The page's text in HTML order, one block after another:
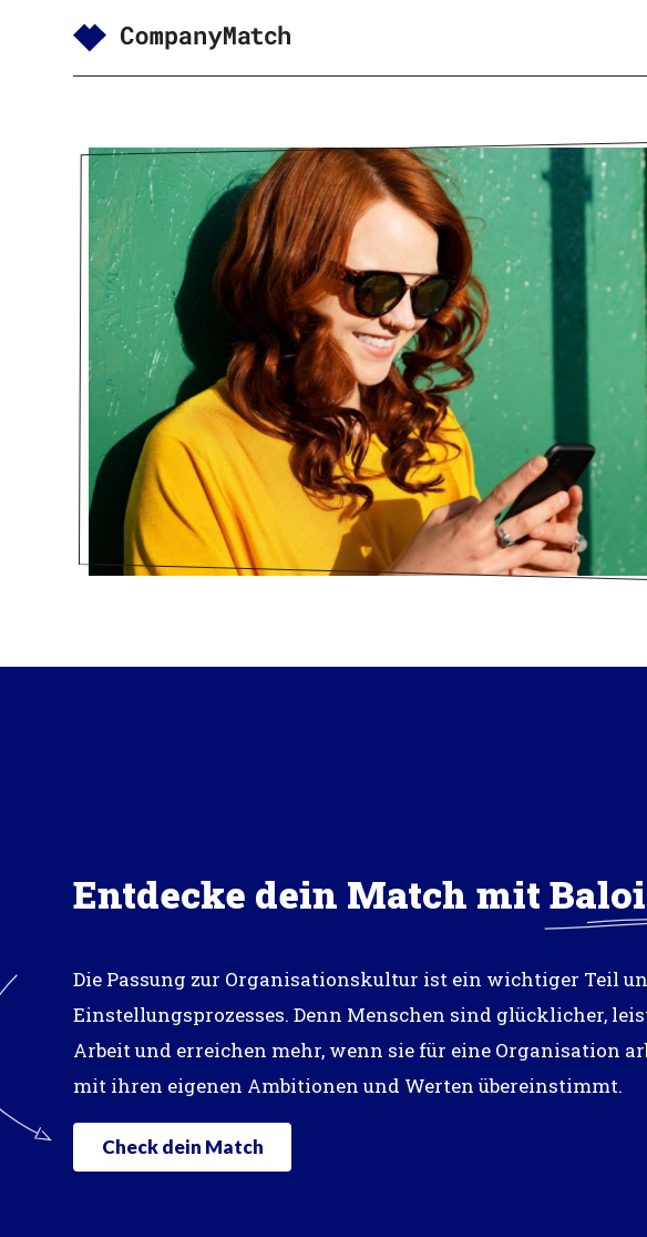
Entdecke dein Match mit
Die Passung zur Organisationskultur ist ein wichtiger Teil
Einstellungsprozesses. Denn Menschen sind glücklicher,
Arbeit und erreichen mehr, wenn sie für eine Organisation
mit ihren eigenen Ambitionen und Werten übereinstimmt.
Check dein Match